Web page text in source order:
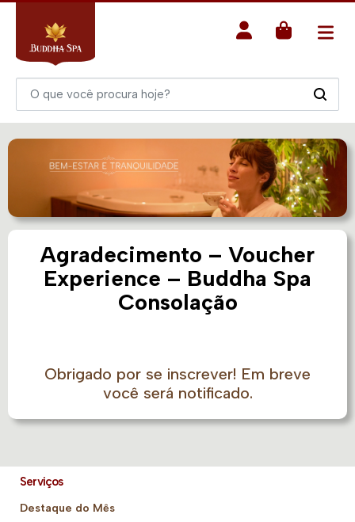
Agradecimento – Voucher
Experience – Buddha Spa
Consolação
Obrigado por se inscrever! Em breve
você será notificado.
Serviços
Destaque do Mês